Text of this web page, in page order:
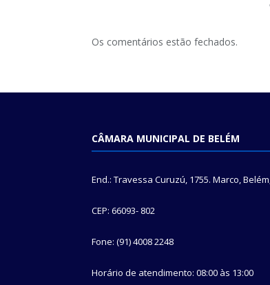
Os comentários estão fechados.
CÂMARA MUNICIPAL DE BELÉM
End.: Travessa Curuzú, 1755. Marco,
CEP: 66093- 802
Fone: (91) 4008 2248
Horário de atendimento: 08:00 às 13:00